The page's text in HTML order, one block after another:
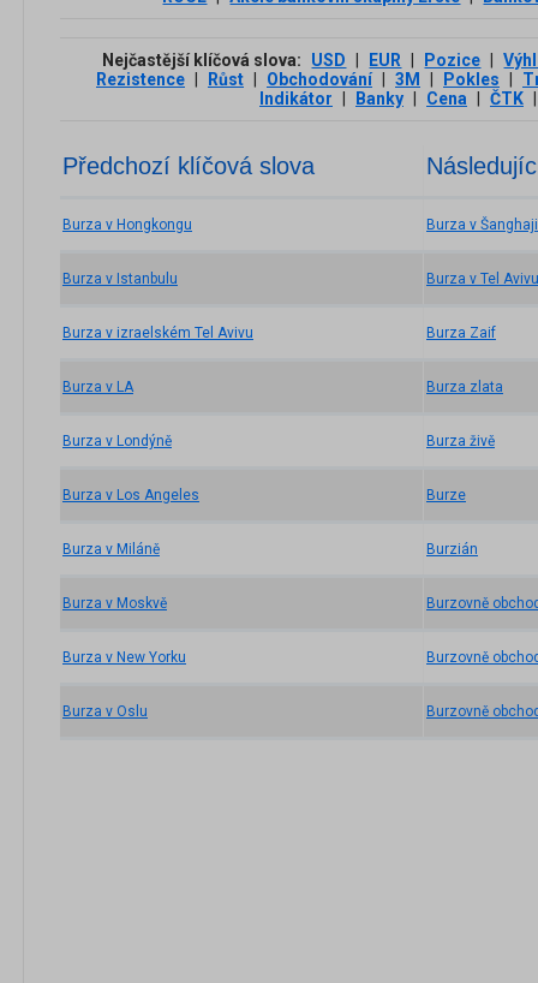
Nejčastější klíčová slova: USD EUR Pozice
Rezistence
Růst Obchodování 3М Pokles
Indikátor
Banky Cena ČTK
Předchozí klíčová slova
Burza v Hongkongu
Burza v Istanbulu
Burza v izraelském Tel Avivu
Burza v LA
Burza v Londýně
Burza v Los Angeles
Burza v Miláně
Burza v Moskvě
Burza v New Yorku
Burza v Oslu
Burza v Šanghaji
Burza v Tel Avivu
Burza Zaif
Burza zlata
Burza živě
Burze
Burzián
Burzovně
Burzovně
Burzovně